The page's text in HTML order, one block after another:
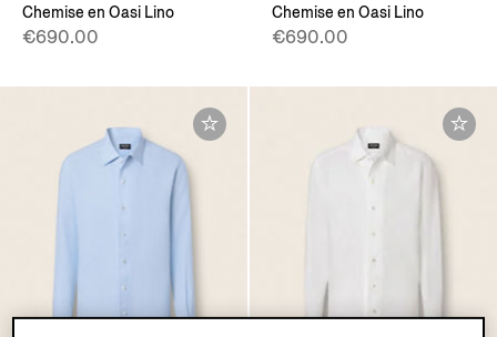
Chemise en Oasi Lino
€690.00
Chemise en Oasi Lino
€690.00